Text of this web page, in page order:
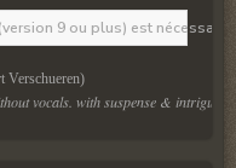
9 ou plus) est
Verschueren)
vocals. with suspense & intrigue.